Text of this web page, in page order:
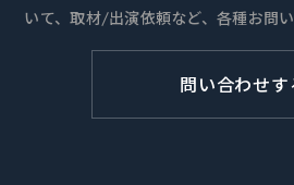
いて、取材/出演依頼など、各種お問
問い合わせす